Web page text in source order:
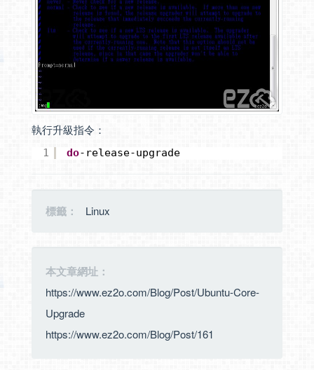
執行升級指令：
1 do-release-upgrade
標籤： Linux
本文章網址：
https://www.ez2o.com/Blog/Post/Ubuntu-Core-
Upgrade
https://www.ez2o.com/Blog/Post/161